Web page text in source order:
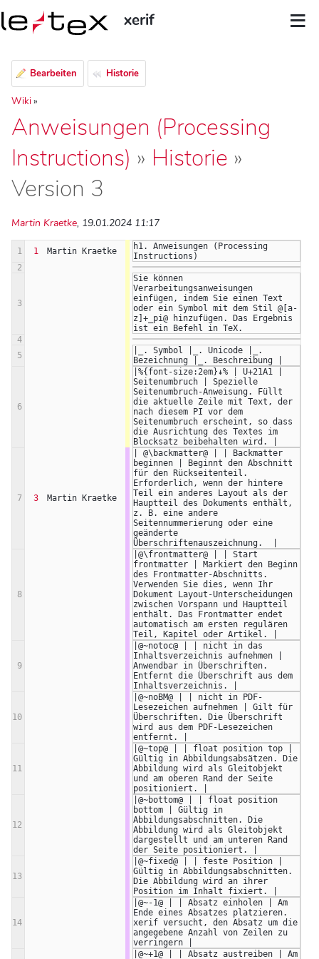
xerif
Bearbeiten Historie
Wiki »
Anweisungen (Processing
Instructions) » Historie »
Version 3
Martin Kraetke, 19.01.2024 11:17
1 1 Martin Kraetke
h1. Anweisungen (Processing
Instructions)
2
3
Sie können
Verarbeitungsanweisungen
einfügen, indem Sie einen Text
oder ein Symbol mit dem Stil @[a-
z]+_pi@ hinzufügen. Das Ergebnis
ist ein Befehl in TeX.
4
5
|_. Symbol |_. Unicode |_.
Bezeichnung |_. Beschreibung |
6
|%{font-size:2em}↡% | U+21A1 |
Seitenumbruch | Spezielle
Seitenumbruch-Anweisung. Füllt
die aktuelle Zeile mit Text, der
nach diesem PI vor dem
Seitenumbruch erscheint, so dass
die Ausrichtung des Textes im
Blocksatz beibehalten wird. |
7 3 Martin Kraetke
| @\backmatter@ | | Backmatter
beginnen | Beginnt den Abschnitt
für den Rückseitenteil.
Erforderlich, wenn der hintere
Teil ein anderes Layout als der
Hauptteil des Dokuments enthält,
z. B. eine andere
Seitennummerierung oder eine
geänderte
Überschriftenauszeichnung.  |
8
|@\frontmatter@ | | Start
frontmatter | Markiert den Beginn
des Frontmatter-Abschnitts.
Verwenden Sie dies, wenn Ihr
Dokument Layout-Unterscheidungen
zwischen Vorspann und Hauptteil
enthält. Das Frontmatter endet
automatisch am ersten regulären
Teil, Kapitel oder Artikel. |
9
|@~notoc@ | | nicht in das
Inhaltsverzeichnis aufnehmen |
Anwendbar in Überschriften.
Entfernt die Überschrift aus dem
Inhaltsverzeichnis. |
10
|@~noBM@ | | nicht in PDF-
Lesezeichen aufnehmen | Gilt für
Überschriften. Die Überschrift
wird aus dem PDF-Lesezeichen
entfernt. |
11
|@~top@ | | float position top |
Gültig in Abbildungsabsätzen. Die
Abbildung wird als Gleitobjekt
und am oberen Rand der Seite
positioniert. |
12
|@~bottom@ | | float position
bottom | Gültig in
Abbildungsabschnitten. Die
Abbildung wird als Gleitobjekt
dargestellt und am unteren Rand
der Seite positioniert. |
13
|@~fixed@ | | feste Position |
Gültig in Abbildungsabschnitten.
Die Abbildung wird an ihrer
Position im Inhalt fixiert. |
14
|@~-1@ | | Absatz einholen | Am
Ende eines Absatzes platzieren.
xerif versucht, den Absatz um die
angegebene Anzahl von Zeilen zu
verringern |
|@~+1@ | | Absatz austreiben | Am